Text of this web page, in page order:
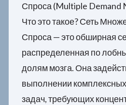
Спроса (Multiple Demand
Что это такое? Сеть
Спроса — это обширная
распределенная по
долям мозга. Она
выполнении
задач, требующих